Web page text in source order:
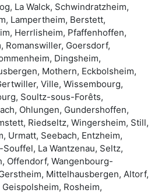
La Walck, Schwindratzheim,
Lampertheim, Berstett,
Herrlisheim, Pfaffenhoffen,
Romanswiller, Goersdorf,
Dingsheim,
Mothern, Eckbolsheim,
Ville, Wissembourg,
Soultz-sous-Forêts,
Ohlungen, Gundershoffen,
Riedseltz, Wingersheim, Still,
Urmatt, Seebach, Entzheim,
La Wantzenau, Seltz,
Offendorf, Wangenbourg-
Mittelhausbergen, Altorf,
Rosheim,